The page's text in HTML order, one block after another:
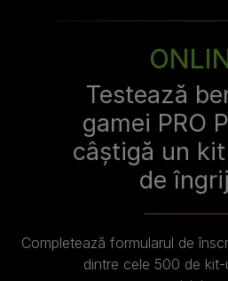
Testează
gamei PRO
câștigă un
de
Completează formularul de
dintre cele 500 de kit-